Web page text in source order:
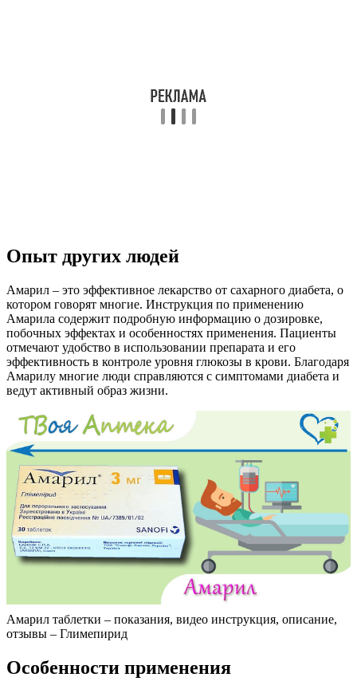
Опыт других людей
Амарил – это эффективное лекарство от сахарного диабета, о
котором говорят многие. Инструкция по применению
Амарила содержит подробную информацию о дозировке,
побочных эффектах и особенностях применения. Пациенты
отмечают удобство в использовании препарата и его
эффективность в контроле уровня глюкозы в крови. Благодаря
Амарилу многие люди справляются с симптомами диабета и
ведут активный образ жизни.
Амарил таблетки – показания, видео инструкция, описание,
отзывы – Глимепирид
Особенности применения